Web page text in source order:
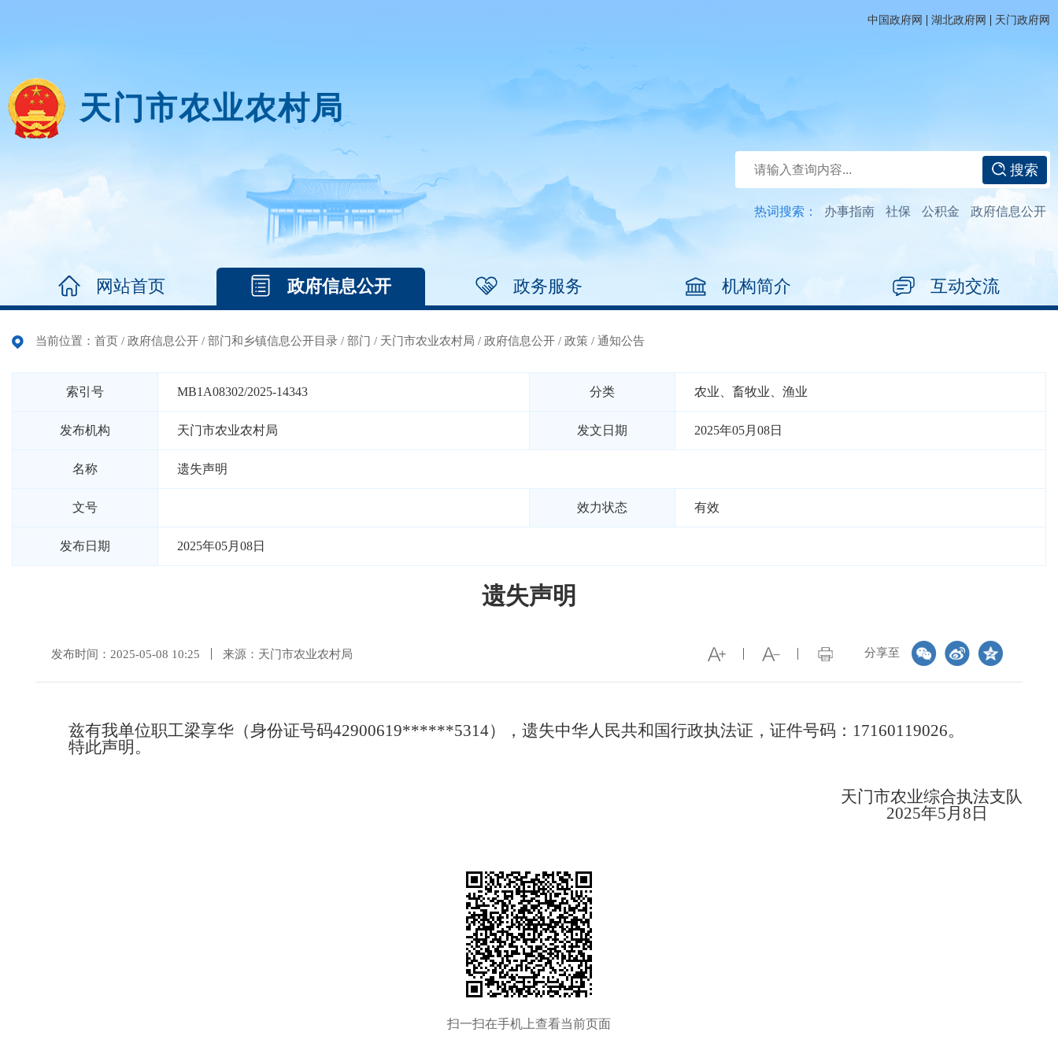
中国政府网 | 湖北政府网 | 天门政府网
天门市农业农村局
搜索
热词搜索： 办事指南 社保 公积金 政府信息公开
网站首页 政府信息公开 政务服务 机构简介 互动交流
当前位置： 首页 / 政府信息公开 / 部门和乡镇信息公开目录 / 部门 / 天门市农业农村局 / 政府信息公开 / 政策 / 通知公告
索引号 MB1A08302/2025-14343 分类 农业、畜牧业、渔业
发布机构 天门市农业农村局 发文日期 2025年05月08日
名称 遗失声明
文号 效力状态 有效
发布日期 2025年05月08日
遗失声明
分享至
发布时间：2025-05-08 10:25 来源：天门市农业农村局
兹有我单位职工梁享华（身份证号码42900619******5314），遗失中华人民共和国行政执法证，证件号码： 17160119026。
特此声明。
天门市农业综合执法支队
2025年5月 8 日
扫一扫在手机上查看当前页面